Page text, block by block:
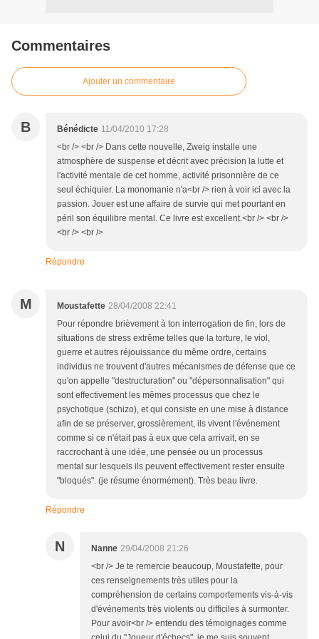
Commentaires
Ajouter un commentaire
B Bénédicte 11/04/2010 17:28
<br /> <br /> Dans cette nouvelle, Zweig installe une
atmosphère de suspense et décrit avec précision la lutte et
l'activité mentale de cet homme, activité prisonnière de ce
seul échiquier. La monomanie n'a<br /> rien à voir ici avec la
passion. Jouer est une affaire de survie qui met pourtant en
péril son équilibre mental. Ce livre est excellent.<br /> <br />
<br /> <br />
Répondre
M Moustafette 28/04/2008 22:41
Pour répondre brièvement à ton interrogation de fin, lors de
situations de stress extrême telles que la torture, le viol,
guerre et autres réjouissance du même ordre, certains
individus ne trouvent d'autres mécanismes de défense que ce
qu'on appelle "destructuration" ou "dépersonnalisation" qui
sont effectivement les mêmes processus que chez le
psychotique (schizo), et qui consiste en une mise à distance
afin de se préserver, grossièrement, ils vivent l'événement
comme si ce n'était pas à eux que cela arrivait, en se
raccrochant à une idée, une pensée ou un processus
mental sur lesquels ils peuvent effectivement rester ensuite
"bloqués". (je résume énormément). Très beau livre.
Répondre
N Nanne 29/04/2008 21:26
<br /> Je te remercie beaucoup, Moustafette, pour
ces renseignements très utiles pour la
compréhension de certains comportements vis-à-vis
d'événements très violents ou difficiles à surmonter.
Pour avoir<br /> entendu des témoignages comme